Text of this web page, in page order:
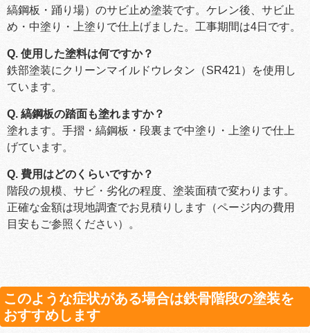
縞鋼板・踊り場）のサビ止め塗装です。ケレン後、サビ止
め・中塗り・上塗りで仕上げました。工事期間は4日です。
Q. 使用した塗料は何ですか？
鉄部塗装にクリーンマイルドウレタン（SR421）を使用し
ています。
Q. 縞鋼板の踏面も塗れますか？
塗れます。手摺・縞鋼板・段裏まで中塗り・上塗りで仕上
げています。
Q. 費用はどのくらいですか？
階段の規模、サビ・劣化の程度、塗装面積で変わります。
正確な金額は現地調査でお見積りします（ページ内の費用
目安もご参照ください）。
このような症状がある場合は鉄骨階段の塗装を
おすすめします